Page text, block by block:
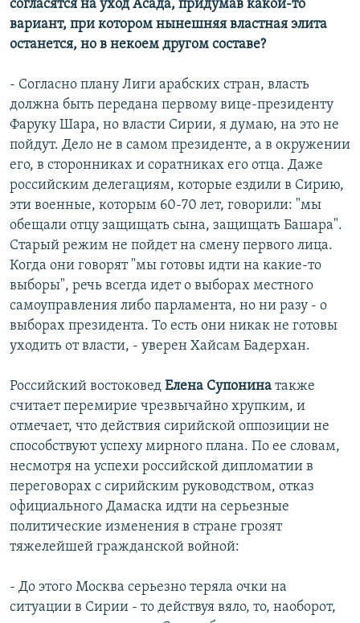
согласятся на уход Асада, придумав какой-то
вариант, при котором нынешняя властная элита
останется, но в некоем другом составе?
- Согласно плану Лиги арабских стран, власть
должна быть передана первому вице-президенту
Фаруку Шара, но власти Сирии, я думаю, на это не
пойдут. Дело не в самом президенте, а в окружении
его, в сторонниках и соратниках его отца. Даже
российским делегациям, которые ездили в Сирию,
эти военные, которым 60-70 лет, говорили: "мы
обещали отцу защищать сына, защищать Башара".
Старый режим не пойдет на смену первого лица.
Когда они говорят "мы готовы идти на какие-то
выборы", речь всегда идет о выборах местного
самоуправления либо парламента, но ни разу - о
выборах президента. То есть они никак не готовы
уходить от власти, - уверен Хайсам Бадерхан.
Российский востоковед Елена Супонина также
считает перемирие чрезвычайно хрупким, и
отмечает, что действия сирийской оппозиции не
способствуют успеху мирного плана. По ее словам,
несмотря на успехи российской дипломатии в
переговорах с сирийским руководством, отказ
официального Дамаска идти на серьезные
политические изменения в стране грозят
тяжелейшей гражданской войной:
- До этого Москва серьезно теряла очки на
ситуации в Сирии - то действуя вяло, то, наоборот,